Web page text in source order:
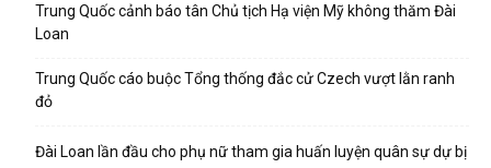
Trung Quốc cảnh báo tân Chủ tịch Hạ viện Mỹ không thăm Đài
Loan
Trung Quốc cáo buộc Tổng thống đắc cử Czech vượt lằn ranh
đỏ
Đài Loan lần đầu cho phụ nữ tham gia huấn luyện quân sự dự bị